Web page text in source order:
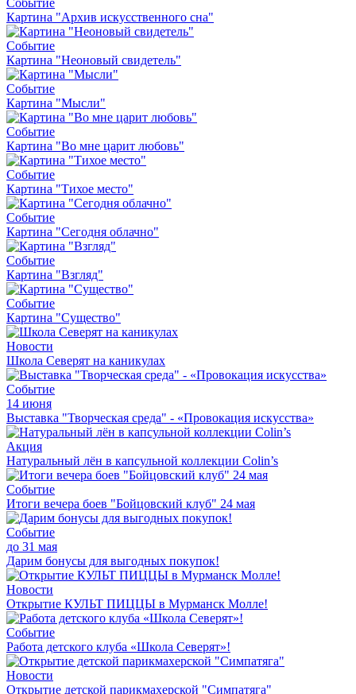
Событие
Картина "Архив искусственного сна"
Событие
Картина "Неоновый свидетель"
Событие
Картина "Мысли"
Событие
Картина "Во мне царит любовь"
Событие
Картина "Тихое место"
Событие
Картина "Сегодня облачно"
Событие
Картина "Взгляд"
Событие
Картина "Существо"
Новости
Школа Северят на каникулах
Событие
14 июня
Выставка "Творческая среда" - «Провокация искусства»
Акция
Натуральный лён в капсульной коллекции Colin’s
Событие
Итоги вечера боев "Бойцовский клуб" 24 мая
Событие
до 31 мая
Дарим бонусы для выгодных покупок!
Новости
Открытие КУЛЬТ ПИЦЦЫ в Мурманск Молле!
Событие
Работа детского клуба «Школа Северят»!
Новости
Открытие детской парикмахерской "Симпатяга"